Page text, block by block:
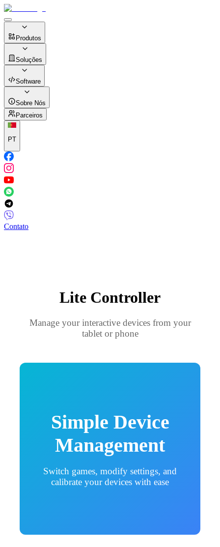
Produtos
Soluções
Software
Sobre Nós
Parceiros
PT
Contato
Lite Controller
Manage your interactive devices from your
tablet or phone
Simple Device
Management
Switch games, modify settings, and
calibrate your devices with ease